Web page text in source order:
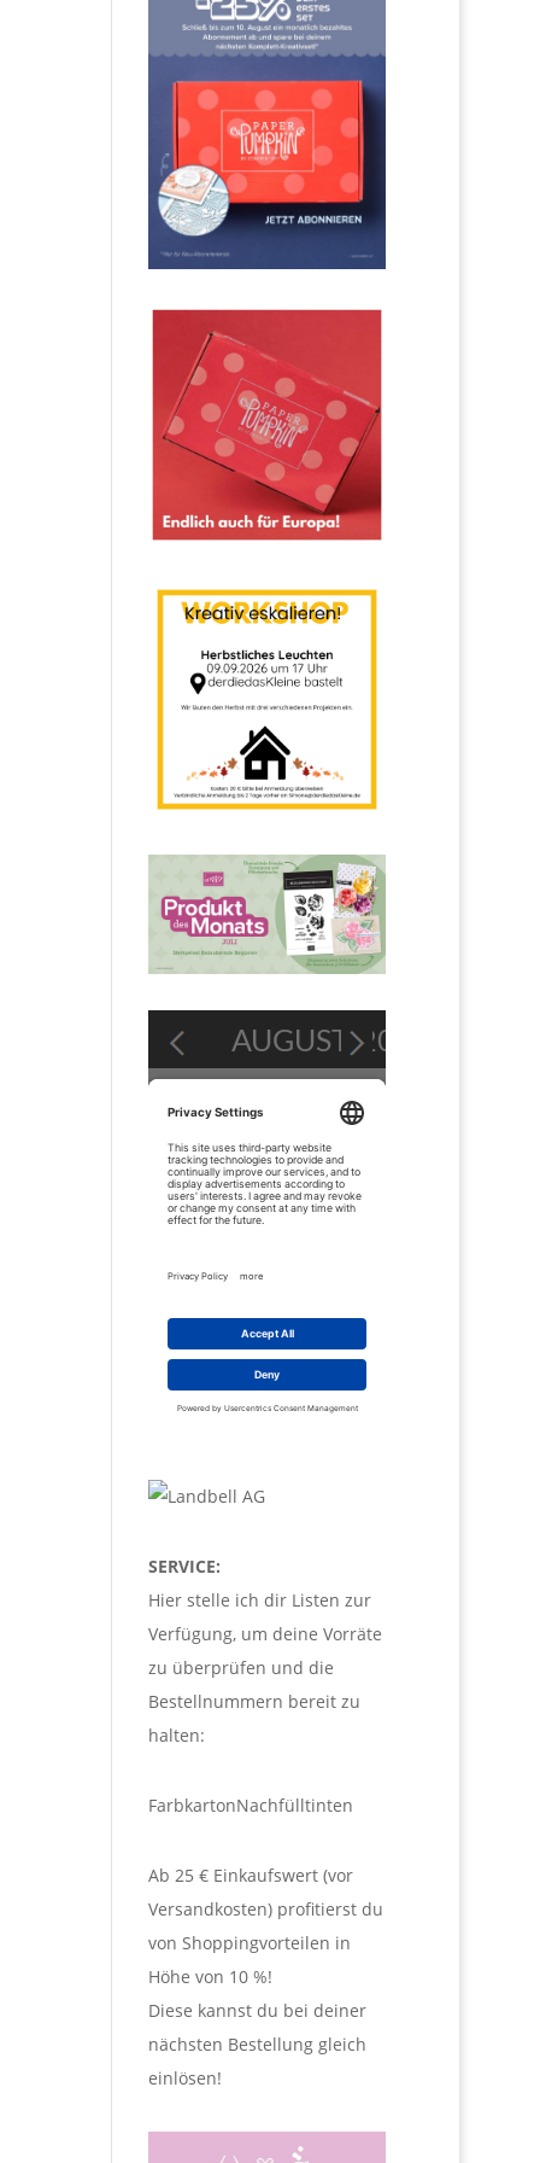
SERVICE:
Hier stelle ich dir Listen zur
Verfügung, um deine Vorräte
zu überprüfen und die
Bestellnummern bereit zu
halten:
FarbkartonNachfülltinten
Ab 25 € Einkaufswert (vor
Versandkosten) profitierst du
von Shoppingvorteilen in
Höhe von 10 %!
Diese kannst du bei deiner
nächsten Bestellung gleich
einlösen!